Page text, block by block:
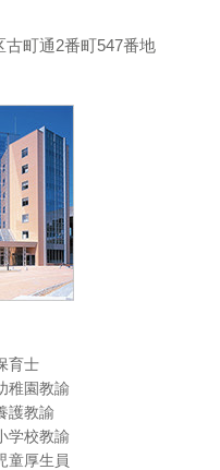
古町通2番町547番地
育士
稚園教諭
護教諭
学校教諭
童厚生員